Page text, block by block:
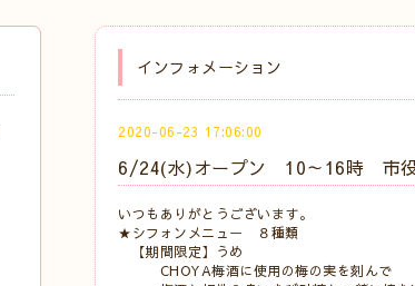
インフォメーション
2020-06-23 17:06:00
6/24(水)オープン 10～16時 市役
いつもありがとうございます。
★シフォンメニュー ８種類
【期間限定】うめ
CHOYA梅酒に使用の梅の実を刻んで